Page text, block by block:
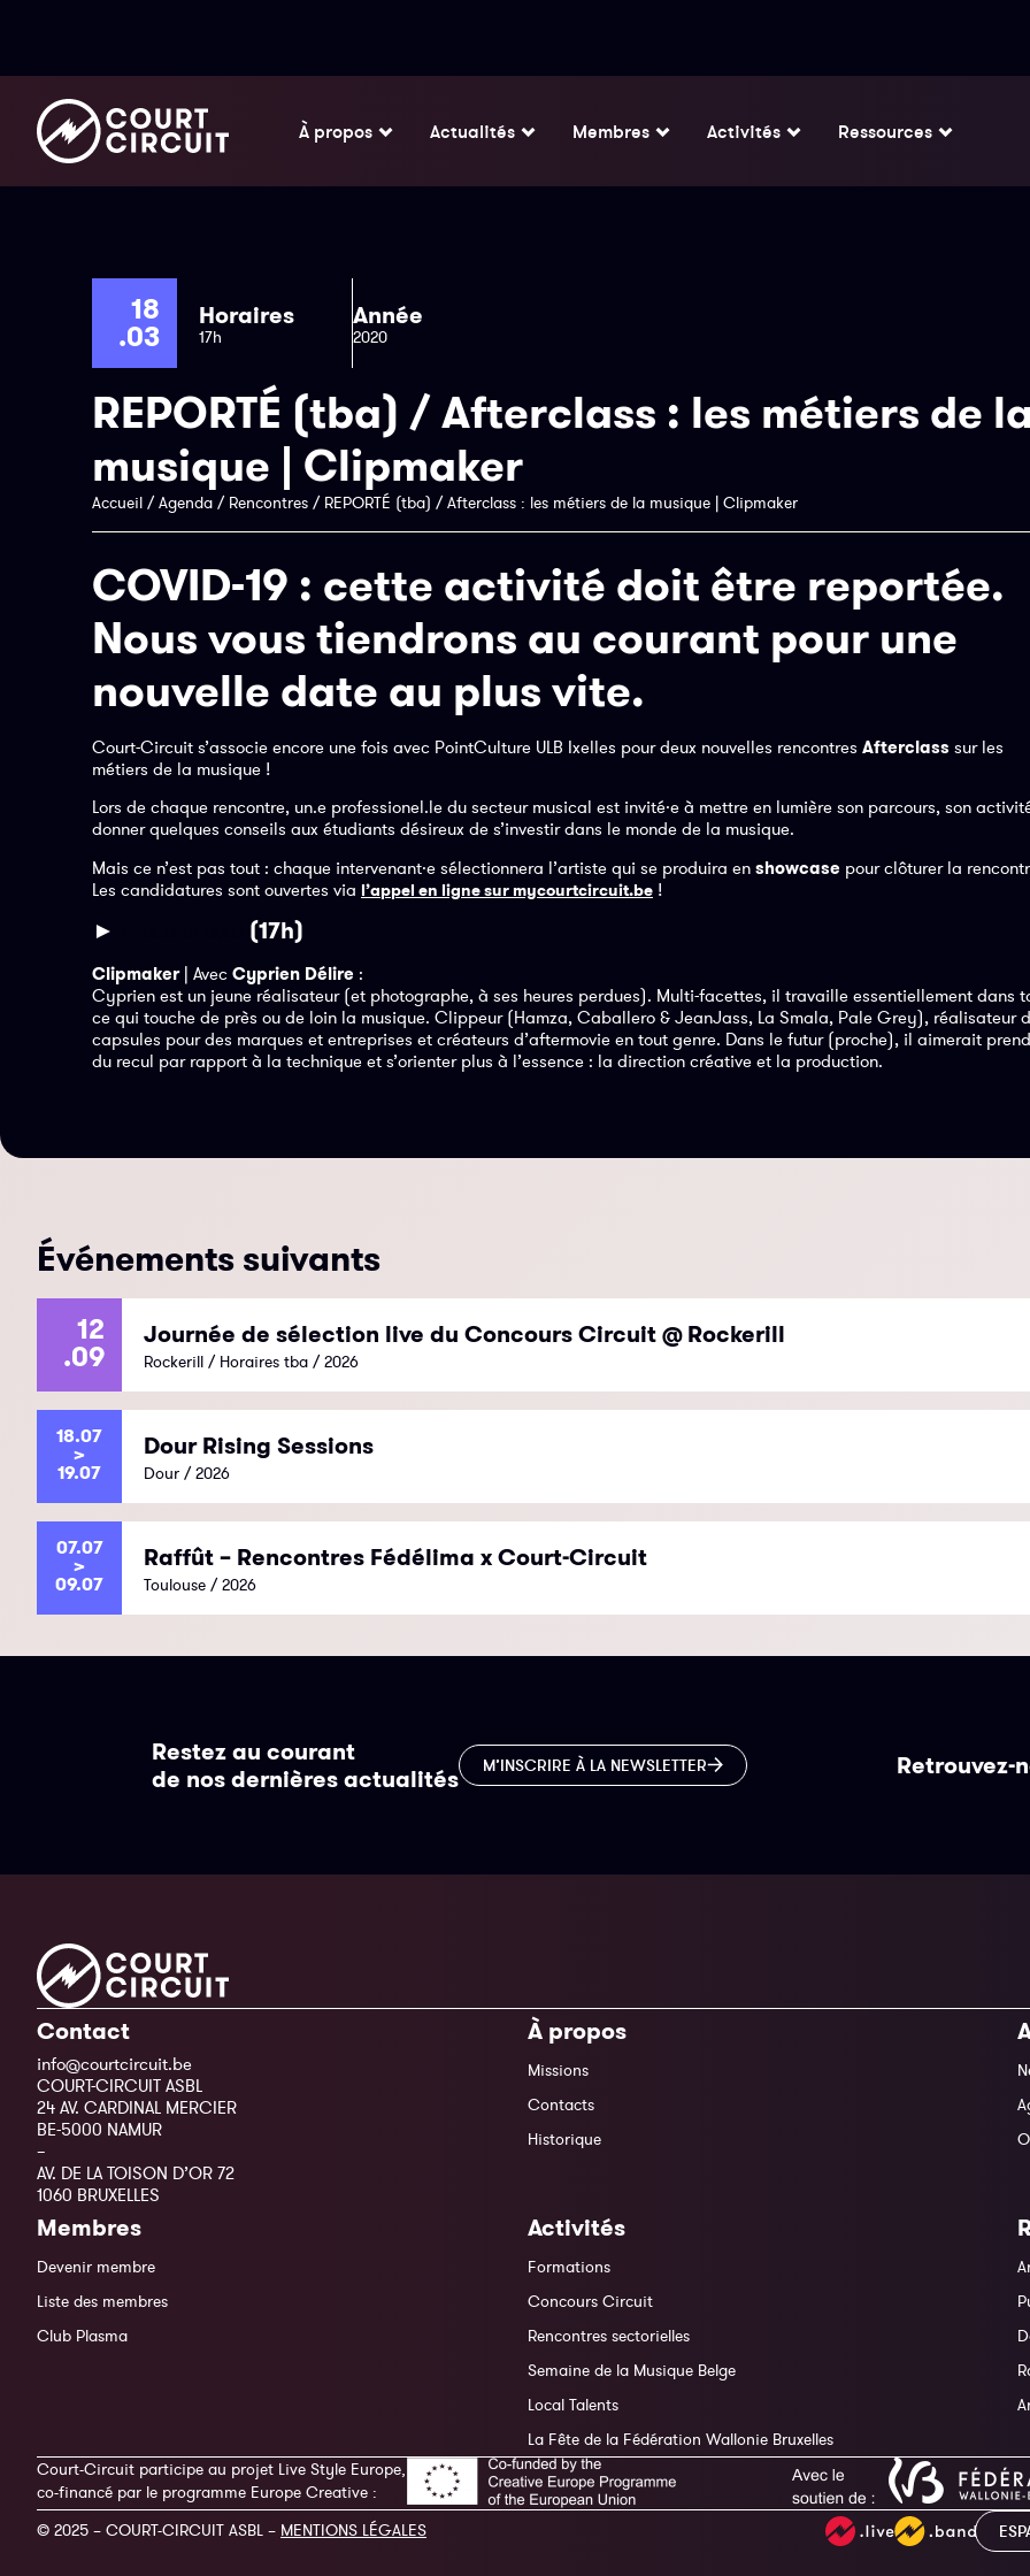
À propos Actualités Membres Activités Ressources
18
.03
Horaires
17h
Année
2020
REPORTÉ (tba) / Afterclass : les métiers de
musique | Clipmaker
Accueil /Agenda / Rencontres / REPORTÉ (tba) / Afterclass : les métiers de la musique | Clipmaker
COVID-19 : cette activité doit être reportée.
Nous vous tiendrons au courant pour une
nouvelle date au plus vite.
Court-Circuit s’associe encore une fois avec PointCulture ULB Ixelles pour deux nouvelles rencontres Afterclass sur les
métiers de la musique !
Lors de chaque rencontre, un.e professionel.le du secteur musical est invité·e à mettre en lumière son parcours, son
donner quelques conseils aux étudiants désireux de s’investir dans le monde de la musique.
Mais ce n’est pas tout : chaque intervenant·e sélectionnera l’artiste qui se produira en showcase pour clôturer la
Les candidatures sont ouvertes via l’appel en ligne sur mycourtcircuit.be !
► (17h)
Clipmaker| Avec Cyprien Délire :
Cyprien est un jeune réalisateur (et photographe, à ses heures perdues). Multi-facettes, il travaille essentiellement dans
ce qui touche de près ou de loin la musique. Clippeur (Hamza, Caballero & JeanJass, La Smala, Pale Grey), réalisateur
capsules pour des marques et entreprises et créateurs d’aftermovie en tout genre. Dans le futur (proche), il aimerait
du recul par rapport à la technique et s’orienter plus à l’essence : la direction créative et la production.
Événements suivants
12
.09
Journée de sélection live du Concours Circuit @ Rockerill
Rockerill / Horaires tba / 2026
18.07
>
19.07
Dour Rising Sessions
Dour / 2026
07.07
>
09.07
Raffût – Rencontres Fédélima x Court-Circuit
Toulouse / 2026
Restez au courant
de nos dernières actualités
M’INSCRIRE À LA NEWSLETTER Retrouvez-
Contact
info@courtcircuit.be
COURT-CIRCUIT ASBL
24 AV. CARDINAL MERCIER
BE-5000 NAMUR
–
AV. DE LA TOISON D’OR 72
1060 BRUXELLES
À propos
Missions
Contacts
Historique
Membres
Devenir membre
Liste des membres
Club Plasma
Activités
Formations
Concours Circuit
Rencontres sectorielles
Semaine de la Musique Belge
Local Talents
La Fête de la Fédération Wallonie Bruxelles
Court-Circuit participe au projet Live Style Europe,
co-financé par le programme Europe Creative :
© 2025 – COURT-CIRCUIT ASBL – MENTIONS LÉGALES